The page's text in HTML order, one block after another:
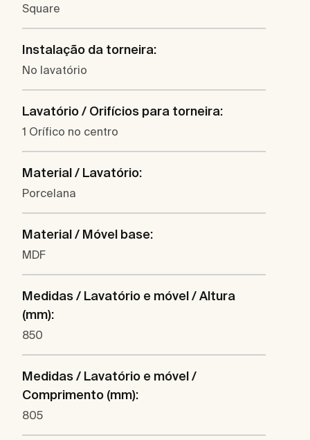
Square
Instalação da torneira:
No lavatório
Lavatório / Orifícios para torneira:
1 Orífico no centro
Material / Lavatório:
Porcelana
Material / Móvel base:
MDF
Medidas / Lavatório e móvel / Altura
(mm):
850
Medidas / Lavatório e móvel /
Comprimento (mm):
805